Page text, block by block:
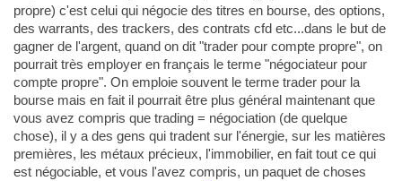
propre) c'est celui qui négocie des titres en bourse, des options,
des warrants, des trackers, des contrats cfd etc...dans le but de
gagner de l'argent, quand on dit "trader pour compte propre", on
pourrait très employer en français le terme "négociateur pour
compte propre". On emploie souvent le terme trader pour la
bourse mais en fait il pourrait être plus général maintenant que
vous avez compris que trading = négociation (de quelque
chose), il y a des gens qui tradent sur l'énergie, sur les matières
premières, les métaux précieux, l'immobilier, en fait tout ce qui
est négociable, et vous l'avez compris, un paquet de choses